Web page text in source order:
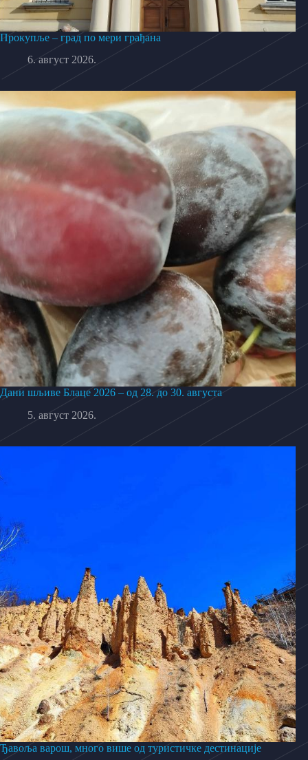
Прокупље – град по мери грађана
6. август 2026.
Дани шљиве Блаце 2026 – од 28. до 30. августа
5. август 2026.
Ђавоља варош, много више од туристичке дестинације